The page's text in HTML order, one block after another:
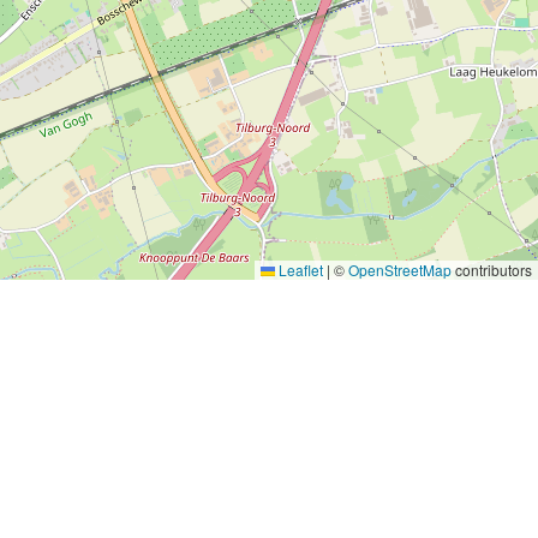
Leaflet | ©OpenStreetMapcontributors